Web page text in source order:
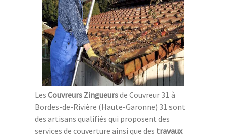
Les Couvreurs Zingueursde Couvreur 31 à
Bordes-de-Rivière (Haute-Garonne) 31 sont
des artisans qualifiés qui proposent des
services de couverture ainsi que des travaux